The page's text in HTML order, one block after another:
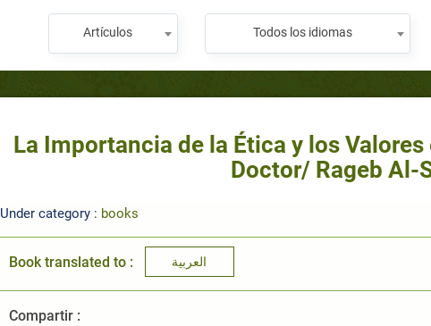
Artículos Todos los idiomas
La Importancia de la Ética y los
Doctor/ Rageb Al-
Under category : books
Book translated to : العربية
Compartir :